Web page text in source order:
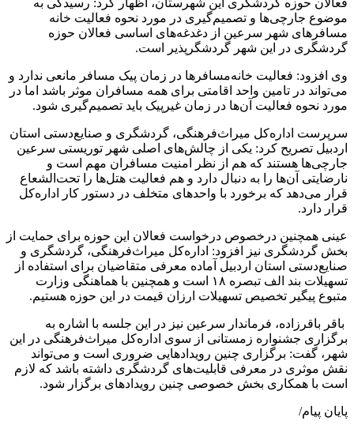
فعالان حوزه گردشگری این شهرستان، اظهار کرد: رسیدگی به
موضوع جارچی‌ها و تصمیم‌گیری در مورد نحوه فعالیت خانه
مسافرهای شهر سرعین از دغدغه‌های اساسی فعالان حوزه
گردشگری در این شهر گردشگرپذیر است.
وی افزود: فعالیت خانه‌مسافرها در زمان پیک مسافر مانعی ندارد و
می‌تواند در تامین واحد اقامتی برای همه مسافران موثر باشد اما در
مورد نحوه فعالیت آن‌ها در زمان غیرپیک باید تصمیم‌گیری شود.
سرپرست اداره‌کل میراث‌فرهنگی، گردشگری و صنایع‌دستی استان
اردبیل تصریح کرد: یکی از چالش‌های اصلی شهر توریستی سرعین
جارچی‌ها هستند که هم از نظر امنیت مسافران مهم است و
نارضایتی آن‌ها را به دنبال دارد و هم فعالیت هتل‌ها را تحت‌الشعاع
قرار می‌دهد که برخورد با واحدهای متخلف در دستور کار اداره‌کل
قرار دارد.
عینی همچنین درخصوص درخواست فعالان این حوزه برای حمایت از
بخش گردشگری نیز افزود: اداره‌کل میراث‌فرهنگی، گردشگری و
صنایع‌دستی استان اردبیل آماده معرفی متقاضیان برای استفاده از
تسهیلات بند الف تبصره ۱۸ است و همچنین با هماهنگی وزارت
متبوع پیگیر تخصیص تسهیلات ارزان قیمت در این حوزه هستیم.
باقر باقرزاده، فرماندار سرعین نیز در این جلسه با اشاره به
برگزاری جشنواره زمستانی از سوی اداره‌کل میراث‌فرهنگی در این
شهر، گفت: برگزاری چنین رویدادهایی ضروری است و می‌تواند
نقش موثری در معرفی قابلیت‌های گردشگری داشته باشد که لازم
است با همکاری بخش خصوصی چنین رویدادهای برگزار شود.
پایان پیام/